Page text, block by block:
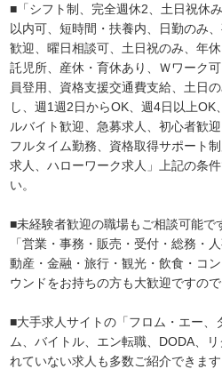
■「シフト制、完全週休2、土日祝休
以内可、短時間・扶養内、日勤のみ
歓迎、曜日相談可、土日祝のみ、年
託児所、産休・育休あり、Ｗワーク
員登用、資格支援交通費支給、土日
し、週1週2日からOK、週4日以上
ルバイト歓迎、急募求人、初心者歓
フルタイム勤務、資格取得サポート
求人、ハローワーク求人」上記の条
い。
■未経験者歓迎の職場もご相談可能で
「営業・事務・販売・受付・総務・
動産・金融・旅行・観光・飲食・コ
ウンドをお持ちの方も大歓迎ですの
■大手求人サイトの「フロム・エー、
ム、バイトル、エン転職、DODA、
れていない求人も多数ご紹介できます